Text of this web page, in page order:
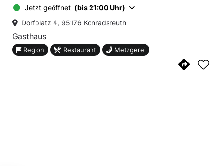
Jetzt geöffnet (bis 21:00 Uhr)
Dorfplatz 4, 95176 Konradsreuth
Gasthaus
Region Restaurant Metzgerei